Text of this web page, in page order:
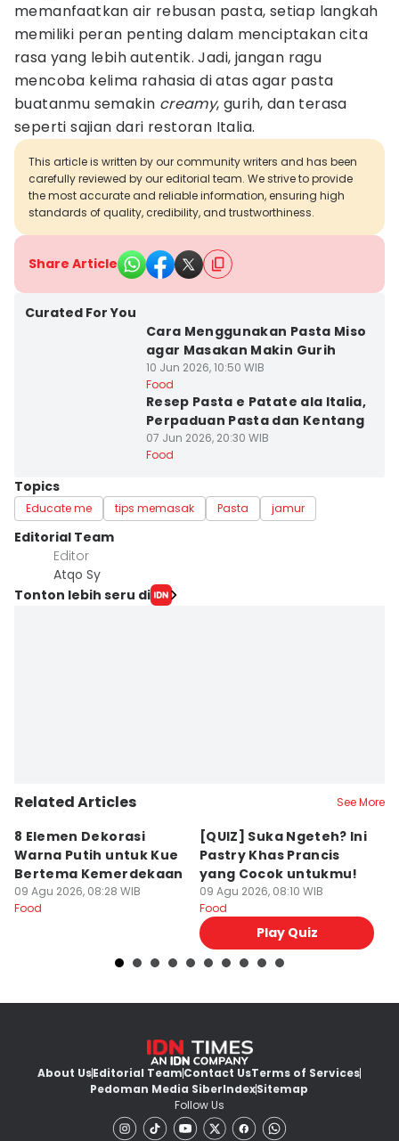
memanfaatkan air rebusan pasta, setiap langkah
memiliki peran penting dalam menciptakan cita
rasa yang lebih autentik. Jadi, jangan ragu
mencoba kelima rahasia di atas agar pasta
buatanmu semakin creamy, gurih, dan terasa
seperti sajian dari restoran Italia.
This article is written by our community writers and has been
carefully reviewed by our editorial team. We strive to provide
the most accurate and reliable information, ensuring high
standards of quality, credibility, and trustworthiness.
Share Article
Curated For You
Cara Menggunakan Pasta Miso
agar Masakan Makin Gurih
10 Jun 2026, 10:50 WIB
Food
Resep Pasta e Patate ala Italia,
Perpaduan Pasta dan Kentang
07 Jun 2026, 20:30 WIB
Food
Topics
Educate me tips memasak Pasta jamur
Editorial Team
Editor
Atqo Sy
Tonton lebih seru di
Related Articles See More
8 Elemen Dekorasi
Warna Putih untuk Kue
Bertema Kemerdekaan
09 Agu 2026, 08:28 WIB
Food
[QUIZ] Suka Ngeteh? Ini
Pastry Khas Prancis
yang Cocok untukmu!
09 Agu 2026, 08:10 WIB
Food
Play Quiz
About UsEditorial TeamContact UsTerms of Services
Pedoman Media SiberIndexSitemap
Follow Us